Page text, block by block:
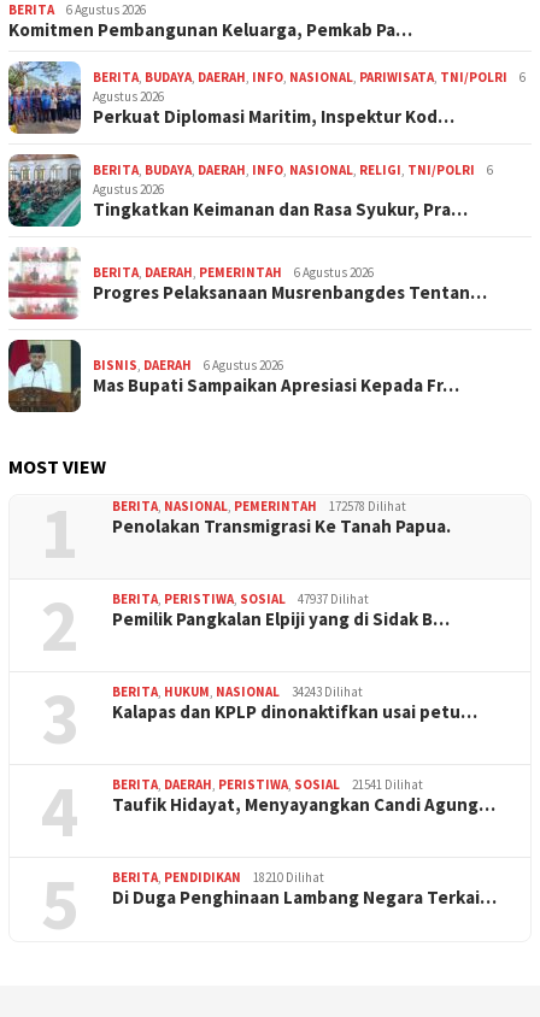
BERITA 6 Agustus 2026
Komitmen Pembangunan Keluarga, Pemkab Pa…
BERITA BUDAYA DAERAH INFO NASIONAL PARIWISATA TNI/POLRI
6
Agustus 2026
Perkuat Diplomasi Maritim, Inspektur Kod…
BERITA BUDAYA DAERAH INFO NASIONAL RELIGI TNI/POLRI
6
Agustus 2026
Tingkatkan Keimanan dan Rasa Syukur, Pra…
BERITA DAERAH PEMERINTAH 6 Agustus 2026
Progres Pelaksanaan Musrenbangdes Tentan…
BISNIS DAERAH 6 Agustus 2026
Mas Bupati Sampaikan Apresiasi Kepada Fr…
MOST VIEW
1 BERITA NASIONAL PEMERINTAH 172578 Dilihat
Penolakan Transmigrasi Ke Tanah Papua.
2 BERITA PERISTIWA SOSIAL 47937 Dilihat
Pemilik Pangkalan Elpiji yang di Sidak B…
3 BERITA HUKUM NASIONAL 34243 Dilihat
Kalapas dan KPLP dinonaktifkan usai petu…
4 BERITA DAERAH PERISTIWA SOSIAL 21541 Dilihat
Taufik Hidayat, Menyayangkan Candi Agung…
5 BERITA PENDIDIKAN 18210 Dilihat
Di Duga Penghinaan Lambang Negara Terkai…